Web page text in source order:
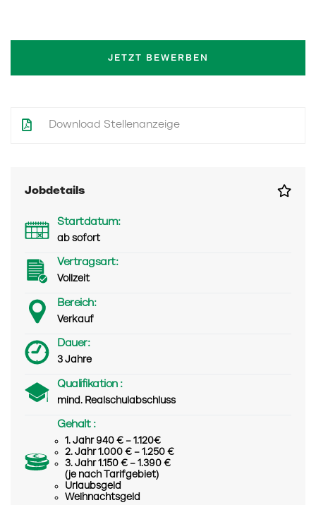
JETZT BEWERBEN
Download Stellenanzeige
Jobdetails
Startdatum:
ab sofort
Vertragsart:
Vollzeit
Bereich:
Verkauf
Dauer:
3 Jahre
Qualifikation :
mind. Realschulabschluss
Gehalt :
1. Jahr 940 € – 1.120€
2. Jahr 1.000 € – 1.250 €
3. Jahr 1.150 € – 1.390 €
(je nach Tarifgebiet)
Urlaubsgeld
Weihnachtsgeld